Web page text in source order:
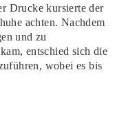
Drucke kursierte der
achten. Nachdem
und zu
entschied sich die
wobei es bis